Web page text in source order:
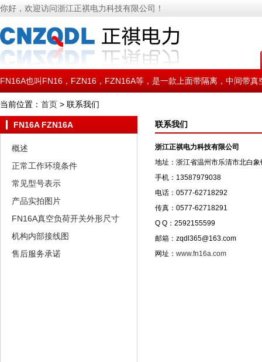
你好，欢迎访问浙江正祺电力科技有限公司！
FN16A也叫FN16，FZN16，FZN16A等，是一款上面带隔离，中间带
使用此款真空负荷开关。
当前位置： 首页 > 联系我们
FN16A FZN16A
概述
正常工作环境条件
常见型号表示
产品实拍图片
FN16A真空负荷开关外形尺寸
机构内部接线图
售后服务承诺
联系我们
浙江正祺电力科技有限公司
地址：浙江省温州市乐清市北白
手机：13587979038
电话：0577-62718292
传真：0577-62718291
Q Q：2592155599
邮箱：zqdl365@163.com
网址： www.fn16a.com